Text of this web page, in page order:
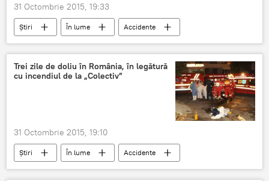
31 Octombrie 2015, 19:33
Știri În lume
Accidente
victime
cluburi de noapte
tragedii
Incendiu în clubul "Colectiv" din Bucureşti
Trei zile de doliu în România, în legătură
cu incendiul de la „Colectiv”
31 Octombrie 2015, 19:10
Știri În lume
Accidente
București
Victor Ponta
incendiu